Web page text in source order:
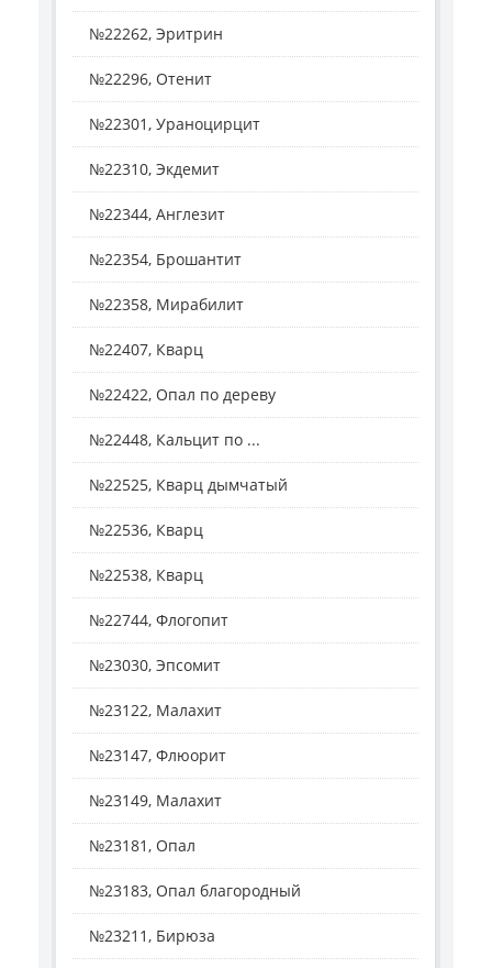
№22262, Эритрин
№22296, Отенит
№22301, Ураноцирцит
№22310, Экдемит
№22344, Англезит
№22354, Брошантит
№22358, Мирабилит
№22407, Кварц
№22422, Опал по дереву
№22448, Кальцит по ...
№22525, Кварц дымчатый
№22536, Кварц
№22538, Кварц
№22744, Флогопит
№23030, Эпсомит
№23122, Малахит
№23147, Флюорит
№23149, Малахит
№23181, Опал
№23183, Опал благородный
№23211, Бирюза